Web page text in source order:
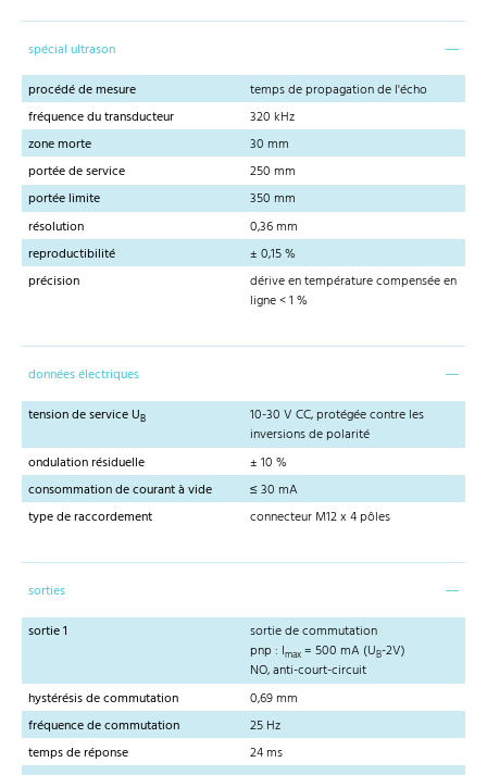
spécial ultrason
procédé de mesure
temps de propagation de l'écho
fréquence du transducteur
320 kHz
zone morte
30 mm
portée de service
250 mm
portée limite
350 mm
résolution
0,36 mm
reproductibilité
± 0,15 %
précision
dérive en température compensée en
ligne < 1 %
données électriques
tension de service UB
10-30 V CC, protégée contre les
inversions de polarité
ondulation résiduelle
± 10 %
consommation de courant à vide
≤ 30 mA
type de raccordement
connecteur M12 x 4 pôles
sorties
sortie 1
sortie de commutation
pnp : Imax = 500 mA (UB-2V)
NO, anti-court-circuit
hystérésis de commutation
0,69 mm
fréquence de commutation
25 Hz
temps de réponse
24 ms